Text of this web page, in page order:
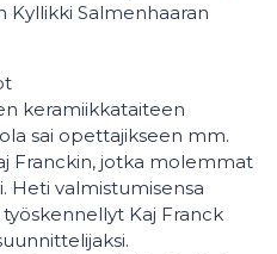
Kyllikki Salmenhaaran
keramiikkataiteen
sai opettajikseen mm.
Franckin, jotka molemmat
Heti valmistumisensa
Kaj Franck